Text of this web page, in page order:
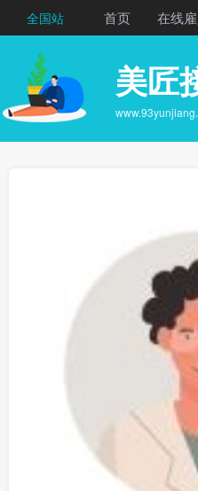
全国站 首页 在线雇
美匠